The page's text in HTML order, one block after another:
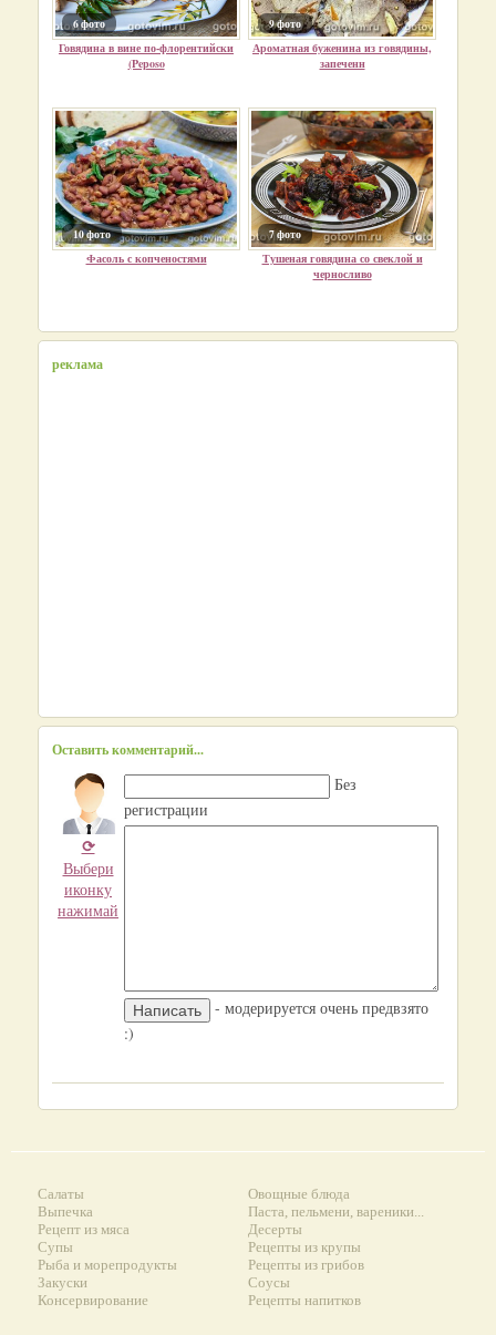
6 фото
Говядина в вине по-флорентийски
(Peposo
9 фото
Ароматная буженина из говядины,
запеченн
10 фото
Фасоль с копченостями
7 фото
Тушеная говядина со свеклой и
черносливо
реклама
Оставить комментарий...
⟳
Выбери
иконку
нажимай
Без
регистрации
- модерируется очень предвзято
:)
Салаты
Выпечка
Рецепт из мяса
Супы
Рыба и морепродукты
Закуски
Консервирование
Овощные блюда
Паста, пельмени, вареники...
Десерты
Рецепты из крупы
Рецепты из грибов
Соусы
Рецепты напитков